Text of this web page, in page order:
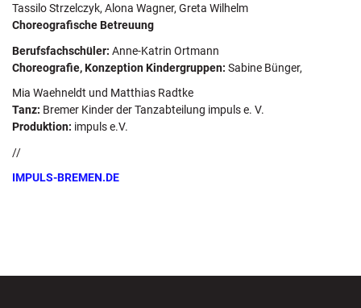
Tassilo Strzelczyk, Alona Wagner, Greta Wilhelm
Choreografische Betreuung
Berufsfachschüler: Anne-Katrin Ortmann
Choreografie, Konzeption Kindergruppen: Sabine Bünger,
Mia Waehneldt und Matthias Radtke
Tanz: Bremer Kinder der Tanzabteilung impuls e. V.
Produktion: impuls e.V.
//
IMPULS-BREMEN.DE